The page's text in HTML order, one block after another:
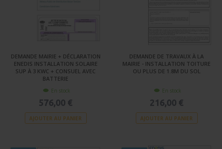
DEMANDE MAIRIE + DÉCLARATION
ENEDIS INSTALLATION SOLAIRE
SUP À 3 KWC + CONSUEL AVEC
BATTERIE
En stock
576,00 €
AJOUTER AU PANIER
DEMANDE DE TRAVAUX À LA
MAIRIE - INSTALLATION TOITURE
OU PLUS DE 1.8M DU SOL
En stock
216,00 €
AJOUTER AU PANIER